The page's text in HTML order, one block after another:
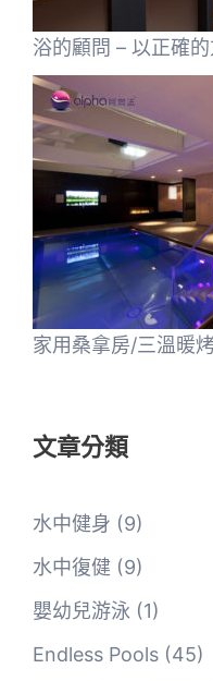
浴的顧問 – 以正確
家用桑拿房/三溫暖
文章分類
水中健身 (9)
水中復健 (9)
嬰幼兒游泳 (1)
Endless Pools (45)